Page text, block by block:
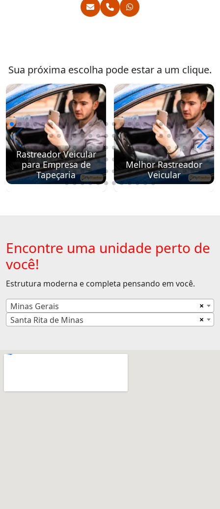
Sua próxima escolha pode estar a um clique.
Rastreador Veicular
para Empresa de
Tapeçaria
Melhor Rastreador
Veicular
Encontre uma unidade perto de
você!
Estrutura moderna e completa pensando em você.
×
Minas Gerais
×
Santa Rita de Minas